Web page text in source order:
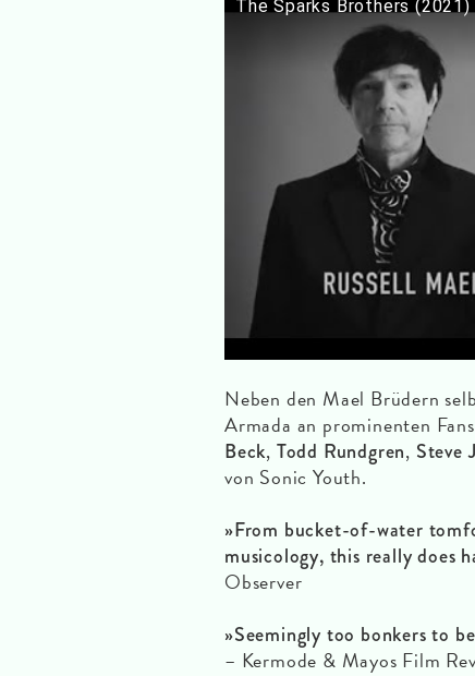
The Sparks Brothers
Neben den Mael Brüdern
Armada an prominenten
Beck, Todd Rundgren, Steve
von Sonic Youth.
»From bucket-of-water
musicology, this really does
Observer
»Seemingly too bonkers to
– Kermode & Mayos Film